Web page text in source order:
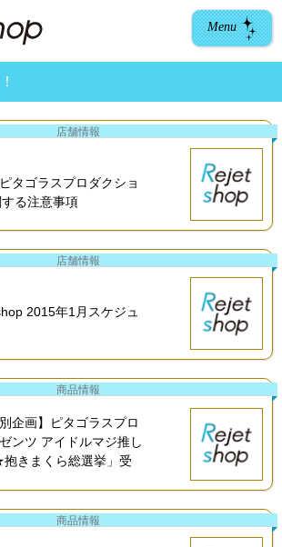
Menu
店舗情報
タゴラスプロダクショ
る注意事項
店舗情報
2015年1月スケジュ
商品情報
企画】ピタゴラスプロ
ンツ アイドルマジ推し
きまくら総選挙」受
商品情報